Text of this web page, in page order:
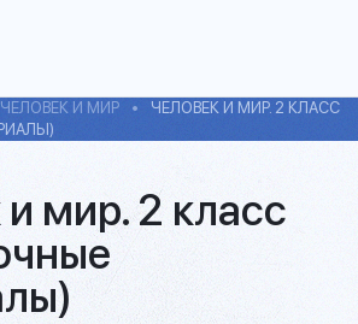
ЧЕЛОВЕК И МИР
ЧЕЛОВЕК И МИР. 2 КЛАСС
мир. 2 класс